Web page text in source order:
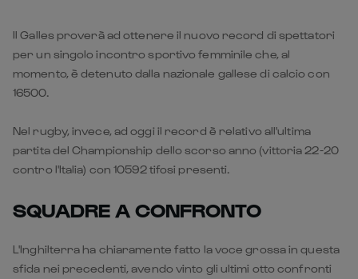
Il Galles proverà ad ottenere il nuovo record di spettatori
per un singolo incontro sportivo femminile che, al
momento, è detenuto dalla nazionale gallese di calcio con
16500.
Nel rugby, invece, ad oggi il record è relativo all'ultima
partita del Championship dello scorso anno (vittoria 22-20
contro l'Italia) con 10592 tifosi presenti.
SQUADRE A CONFRONTO
L'Inghilterra ha chiaramente fatto la voce grossa in questa
sfida nei precedenti, avendo vinto gli ultimi otto confronti